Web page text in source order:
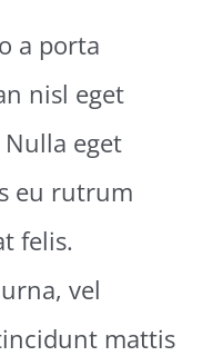
a porta
nisl eget
eget
eu rutrum
felis.
vel
mattis